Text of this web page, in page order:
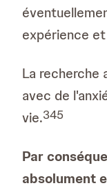
expérience
La recherche
avec de
vie.345
Par
absolument